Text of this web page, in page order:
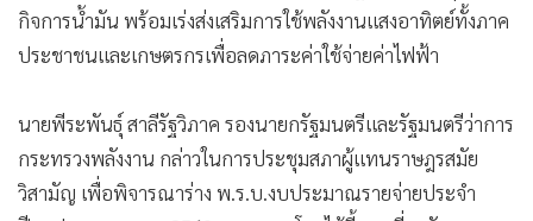
• ชุมชน-คุณภาพชีวิต
• อาชญากรรม
• เกม
• วิทยาศาสตร์
• SMEs
ปัญหาราคาน้ำมันปาล์ม พร้อมเตรียมออกกฎหมายควบคุม
กิจการน้ำมัน พร้อมเร่งส่งเสริมการใช้พลังงานแสงอาทิตย์ทั้งภาค
ประชาชนและเกษตรกรเพื่อลดภาระค่าใช้จ่ายค่าไฟฟ้า